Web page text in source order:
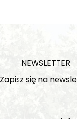
NEWSLETTER
Zapisz się na